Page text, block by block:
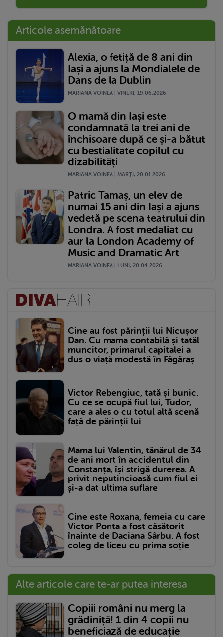
Articole asemănătoare
Alexia, o fetiță de 8 ani din
Iași a ajuns la Mondialele de
Dans de la Dublin
MARIANA VOINEA | VINERI, 19.06.2026
O mamă din Iași este
condamnată la trei ani de
închisoare după ce și-a bătut
cu bestialitate copilul cu
dizabilități
MARIANA VOINEA | MARŢI, 20.01.2026
Patric Tamaș, un elev de
numai 15 ani din Iași a ajuns
vedetă pe scena teatrului din
Londra. A fost medaliat cu
aur la London Academy of
Music and Dramatic Art
MARIANA VOINEA | LUNI, 20.04.2026
Cine au fost părinții lui Nicușor
Dan. Cu mama contabilă și tatăl
muncitor, primarul capitalei a
dus o viață modestă în Făgăraș
Victor Rebengiuc, tată și bunic.
Cu ce se ocupă fiul lui, Tudor,
care a ales o cu totul altă scenă
față de părinții lui
Mama lui Valentin, tânărul de 34
de ani mort în accidentul din
Constanța, își strigă durerea. A
privit neputincioasă cum fiul ei
și-a dat ultima suflare
Cine este Roxana, femeia cu care
Victor Ponta a fost căsătorit
înainte de Daciana Sârbu. A fost
coleg de liceu cu prima soție
Alte articole care te-ar putea interesa
Copiii români nu merg la
grădiniță! 1 din 4 copii nu
beneficiază de educație